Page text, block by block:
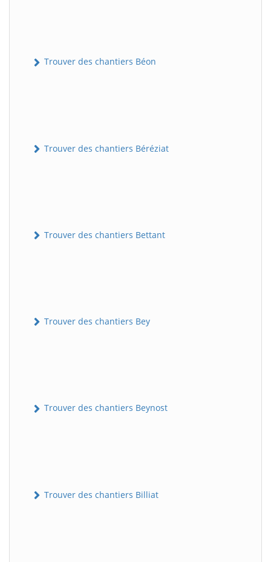
Trouver des chantiers Béon
Trouver des chantiers Béréziat
Trouver des chantiers Bettant
Trouver des chantiers Bey
Trouver des chantiers Beynost
Trouver des chantiers Billiat